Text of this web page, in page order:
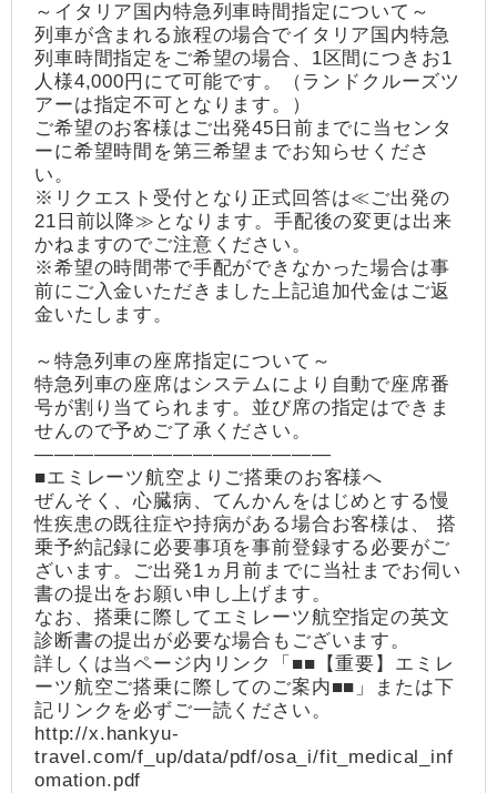
～イタリア国内特急列車時間指定について～
列車が含まれる旅程の場合でイタリア国内特急
列車時間指定をご希望の場合、1区間につきお1
人様4,000円にて可能です。（ランドクルーズツ
アーは指定不可となります。）
ご希望のお客様はご出発45日前までに当センタ
ーに希望時間を第三希望までお知らせくださ
い。
※リクエスト受付となり正式回答は≪ご出発の
21日前以降≫となります。手配後の変更は出来
かねますのでご注意ください。
※希望の時間帯で手配ができなかった場合は事
前にご入金いただきました上記追加代金はご返
金いたします。
～特急列車の座席指定について～
特急列車の座席はシステムにより自動で座席番
号が割り当てられます。並び席の指定はできま
せんので予めご了承ください。
―――――――――――――――
■エミレーツ航空よりご搭乗のお客様へ
ぜんそく、心臓病、てんかんをはじめとする慢
性疾患の既往症や持病がある場合お客様は、 搭
乗予約記録に必要事項を事前登録する必要がご
ざいます。ご出発1ヵ月前までに当社までお伺い
書の提出をお願い申し上げます。
なお、搭乗に際してエミレーツ航空指定の英文
診断書の提出が必要な場合もございます。
詳しくは当ページ内リンク「■■【重要】エミレ
ーツ航空ご搭乗に際してのご案内■■」または下
記リンクを必ずご一読ください。
http://x.hankyu-
travel.com/f_up/data/pdf/osa_i/fit_medical_inf
omation.pdf